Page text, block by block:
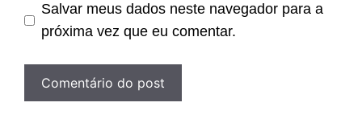
Salvar meus dados neste navegador para a
próxima vez que eu comentar.